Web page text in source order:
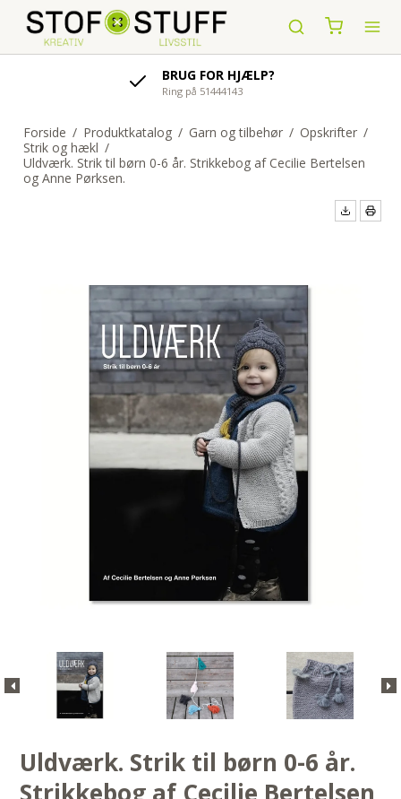
BRUG FOR HJÆLP?
Ring på 51444143
Forside / Produktkatalog / Garn og tilbehør / Opskrifter /
Strik og hækl /
Uldværk. Strik til børn 0-6 år. Strikkebog af Cecilie Bertelsen
og Anne Pørksen.
Uldværk. Strik til børn 0-6 år.